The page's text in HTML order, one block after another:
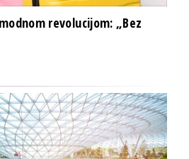
revolucijom: „Bez